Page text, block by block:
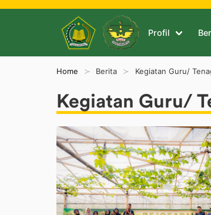
Profil
Home Berita Kegiatan Guru/
Kegiatan Guru/